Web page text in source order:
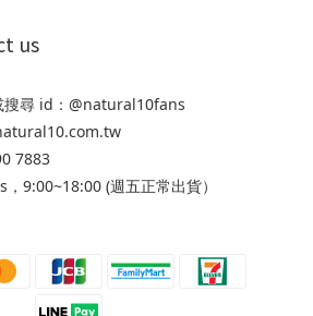
us
搜尋 id：@natural10fans
7883
9:00~18:00 (週五正常出貨）